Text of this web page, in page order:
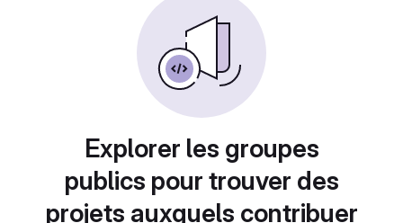
Explorer les groupes
publics pour trouver des
projets auxquels contribuer